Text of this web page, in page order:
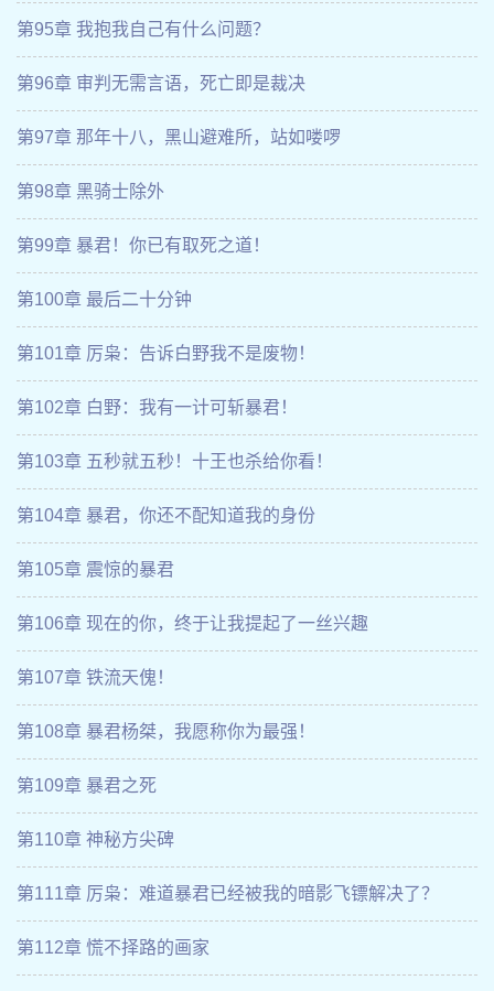
第95章 我抱我自己有什么问题？
第96章 审判无需言语，死亡即是裁决
第97章 那年十八，黑山避难所，站如喽啰
第98章 黑骑士除外
第99章 暴君！你已有取死之道！
第100章 最后二十分钟
第101章 厉枭：告诉白野我不是废物！
第102章 白野：我有一计可斩暴君！
第103章 五秒就五秒！十王也杀给你看！
第104章 暴君，你还不配知道我的身份
第105章 震惊的暴君
第106章 现在的你，终于让我提起了一丝兴趣
第107章 铁流天傀！
第108章 暴君杨桀，我愿称你为最强！
第109章 暴君之死
第110章 神秘方尖碑
第111章 厉枭：难道暴君已经被我的暗影飞镖解决了？
第112章 慌不择路的画家